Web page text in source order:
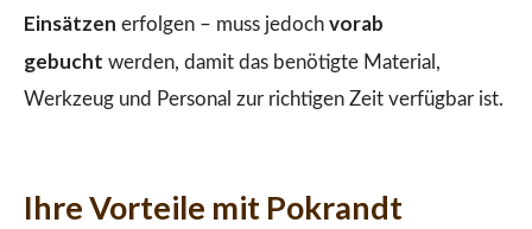
Einsätzen erfolgen – muss jedoch vorab
gebucht werden, damit das benötigte Material,
Werkzeug und Personal zur richtigen Zeit verfügbar ist.
Ihre Vorteile mit Pokrandt